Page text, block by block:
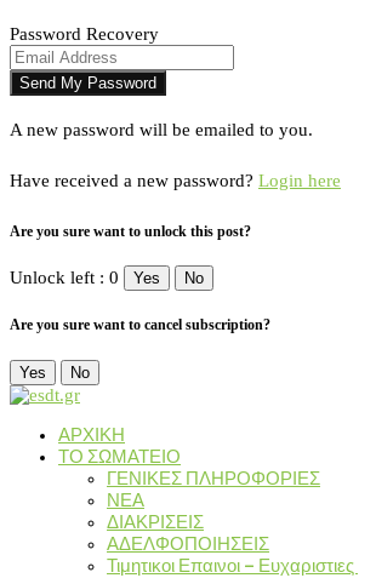
Password Recovery
A new password will be emailed to you.
Have received a new password? Login here
Are you sure want to unlock this post?
Unlock left : 0 Yes No
Are you sure want to cancel subscription?
Yes No
ΑΡΧΙΚΗ
ΤΟ ΣΩΜΑΤΕΙΟ
ΓΕΝΙΚΕΣ ΠΛΗΡΟΦΟΡΙΕΣ
ΝΕΑ
ΔΙΑΚΡΙΣΕΙΣ
ΑΔΕΛΦΟΠΟΙΗΣΕΙΣ
Τιμητικοι Επαινοι – Ευχαριστιες